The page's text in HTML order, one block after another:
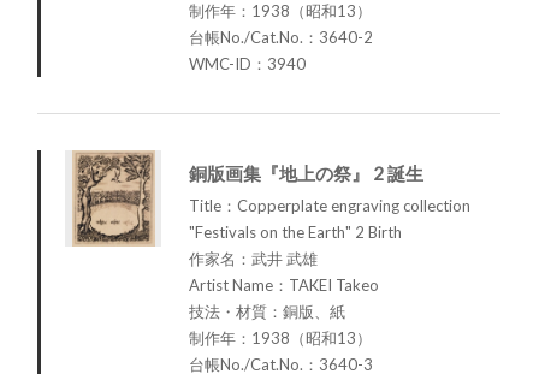
制作年：1938（昭和13）
台帳No./Cat.No.：3640-2
WMC-ID：3940
銅版画集『地上の祭』 2 誕生
Title：Copperplate engraving collection
"Festivals on the Earth" 2 Birth
作家名：武井 武雄
Artist Name：TAKEI Takeo
技法・材質：銅版、紙
制作年：1938（昭和13）
台帳No./Cat.No.：3640-3